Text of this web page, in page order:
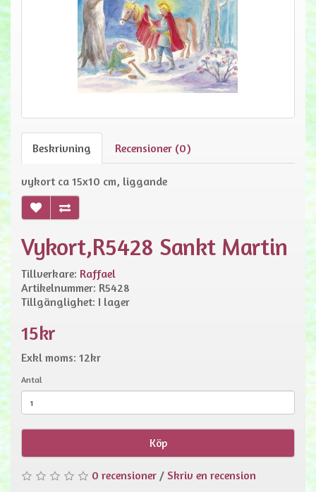
Beskrivning Recensioner (0)
vykort ca 15x10 cm, liggande
Vykort,R5428 Sankt Martin
Tillverkare: Raffael
Artikelnummer: R5428
Tillgänglighet: I lager
15kr
Exkl moms: 12kr
Antal
Köp
0 recensioner / Skriv en recension